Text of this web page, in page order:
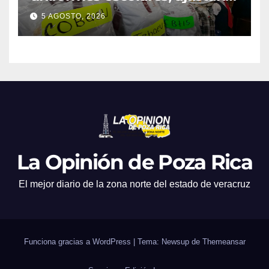
promociones
5 AGOSTO, 2026
La Opinión de Poza Rica
El mejor diario de la zona norte del estado de veracruz
Funciona gracias a WordPress | Tema: Newsup de Themeansar